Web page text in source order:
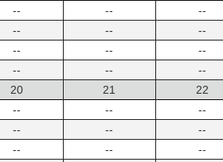
--
--
--
--
--
--
--
--
--
--
--
--
20
--
--
--
21
--
--
--
22
--
--
--